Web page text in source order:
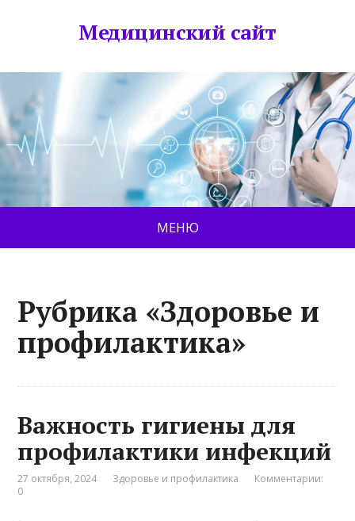
Медицинский сайт
МЕНЮ
Рубрика «Здоровье и
профилактика»
Важность гигиены для
профилактики инфекций
27 октября, 2024 Здоровье и профилактика
Комментарии:
0